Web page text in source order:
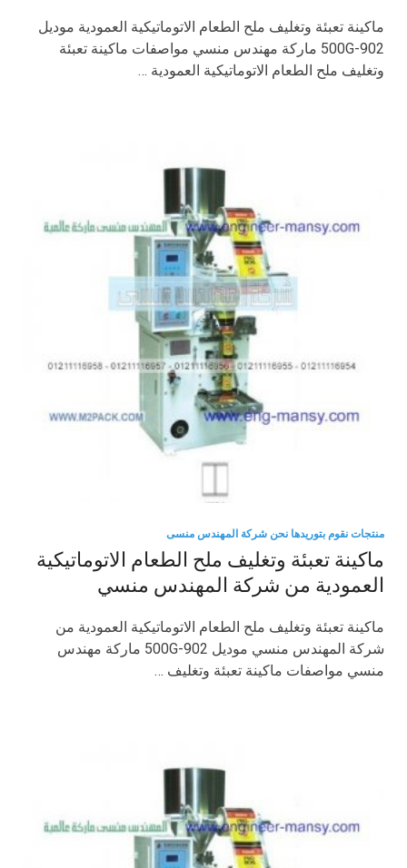
ماكينة تعبئة وتغليف ملح الطعام الاتوماتيكية العمودية موديل
902-500G ماركة مهندس منسي مواصفات ماكينة تعبئة
وتغليف ملح الطعام الاتوماتيكية العمودية …
منتجات نقوم بتوريدها نحن شركة المهندس منسى
ماكينة تعبئة وتغليف ملح الطعام الاتوماتيكية
العمودية من شركة المهندس منسي
ماكينة تعبئة وتغليف ملح الطعام الاتوماتيكية العمودية من
شركة المهندس منسي موديل 902-500G ماركة مهندس
منسي مواصفات ماكينة تعبئة وتغليف …